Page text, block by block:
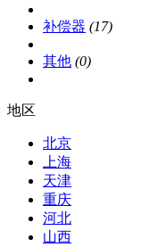
补偿器 (17)
其他 (0)
地区
北京
上海
天津
重庆
河北
山西